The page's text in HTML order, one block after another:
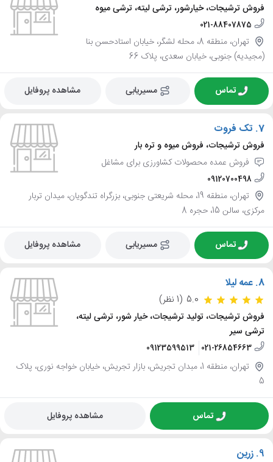
فروش ترشیجات، خیارشور، ترشی لیته، ترشی میوه
021-88407875
تهران، منطقه 8، محله لشگر، خیابان استادحسن بنا
(مجیدیه) جنوبی، خیابان سعدی، پلاک 66
تماس مسیریابی مشاهده پروفایل
7. تک فروت
فروش ترشیجات، فروش میوه و تره بار
فروش عمده محصولات کشاورزی برای مشاغل
09120700498
تهران، منطقه 19، محله شریعتی جنوبی، بزرگراه تندگویان، میدان تربار
مرکزی، سالن 15، حجره 8
تماس مسیریابی مشاهده پروفایل
8. عمه لیلا
5.0 (1 نظر)
فروش ترشیجات، تولید ترشیجات، خیار شور، ترشی لیته،
ترشی سیر
021-26854663
09123599513
تهران، منطقه 1، مبدان تجریش، بازار تجریش، خیابان خواجه نوری، پلاک
5
تماس مشاهده پروفایل
9. زرین